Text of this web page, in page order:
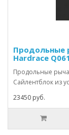
Продольные
Hardrace
Продольные
Сайлентблок из
23450 руб.